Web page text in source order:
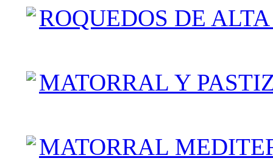
ROQUEDOS DE
MATORRAL Y
MATORRAL